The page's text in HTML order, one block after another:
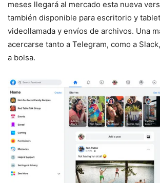
meses llegará al mercado esta nueva
también disponible para escritorio y
videollamada y envíos de archivos. Una
acercarse tanto a Telegram, como a
a bolsa.